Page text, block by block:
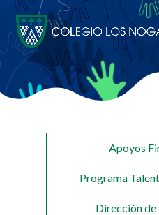
Apoyos
Programa
Dirección